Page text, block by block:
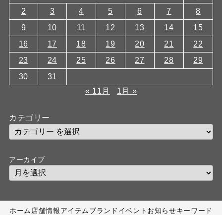
2
3 4 5 6 7
8
9
10 11 12 13 14
15
16
17 18 19 20 21
22
23
24 25 26 27 28
29
30
31
« 11月
1月 »
カテゴリー
アーカイブ
ホーム店舗情報アイテムブランド イベント お知らせキーワード